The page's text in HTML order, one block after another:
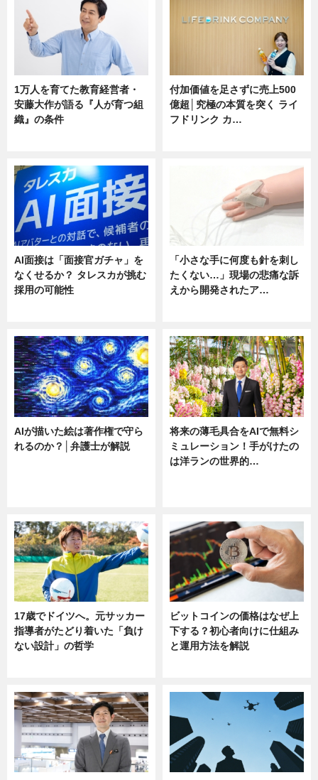
1万人を育てた教育経営者・
安藤大作が語る『人が育つ組
織』の条件
付加価値を足さずに売上500
億超│究極の本質を突く ライ
フドリンク カ…
AI面接は「面接官ガチャ」を
なくせるか？ タレスカが挑む
採用の可能性
「小さな手に何度も針を刺し
たくない…」現場の悲痛な訴
えから開発されたア…
AIが描いた絵は著作権で守ら
れるのか？│弁護士が解説
将来の薄毛具合をAIで無料シ
ミュレーション！手がけたの
は洋ランの世界的…
17歳でドイツへ。元サッカー
指導者がたどり着いた「負け
ない設計」の哲学
ビットコインの価格はなぜ上
下する？初心者向けに仕組み
と運用方法を解説